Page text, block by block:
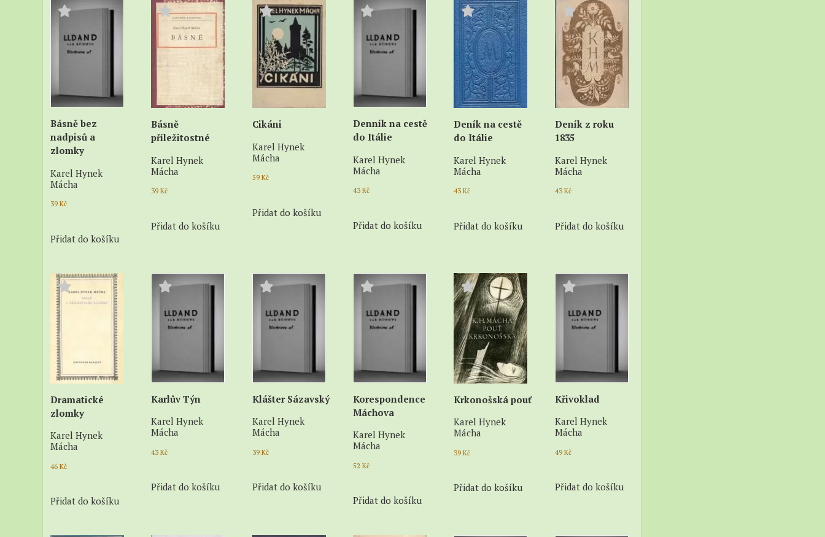
angličtině
Básně bez
nadpisů a
zlomky
Karel Hynek
Mácha
39 Kč
Přidat do košíku
Básně
příležitostné
Karel Hynek
Mácha
39Kč
Přidat do košíku
Cikáni
Karel Hynek
Mácha
59 Kč
Přidat do košíku
Denník na cestě
do Itálie
Karel Hynek
Mácha
43Kč
Přidat do košíku
Deník na cestě
do Itálie
Karel Hynek
Mácha
43Kč
Přidat do košíku
Deník z roku
1835
Karel Hynek
Mácha
43 Kč
Přidat do košíku
Dramatické
zlomky
Karel Hynek
Mácha
46 Kč
Přidat do košíku
Karlův Týn
Karel Hynek
Mácha
43Kč
Přidat do košíku
Klášter Sázavský
Karel Hynek
Mácha
39 Kč
Přidat do košíku
Korespondence
Máchova
Karel Hynek
Mácha
52Kč
Přidat do košíku
Krkonošská pouť
Karel Hynek
Mácha
39Kč
Přidat do košíku
Křivoklad
Karel Hynek
Mácha
49 Kč
Přidat do košíku